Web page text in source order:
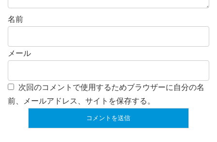
名前
メール
次回のコメントで使用するためブラウザーに自分の名
前、メールアドレス、サイトを保存する。